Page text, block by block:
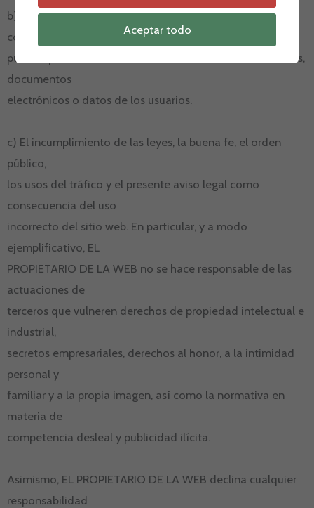
b) La presencia de virus o de otros elementos en los
contenidos que
puedan producir alteraciones en los sistemas informáticos,
documentos
electrónicos o datos de los usuarios.
c) El incumplimiento de las leyes, la buena fe, el orden
público,
los usos del tráfico y el presente aviso legal como
consecuencia del uso
incorrecto del sitio web. En particular, y a modo
ejemplificativo, EL
PROPIETARIO DE LA WEB no se hace responsable de las
actuaciones de
terceros que vulneren derechos de propiedad intelectual e
industrial,
secretos empresariales, derechos al honor, a la intimidad
personal y
familiar y a la propia imagen, así como la normativa en
materia de
competencia desleal y publicidad ilícita.
Asimismo, EL PROPIETARIO DE LA WEB declina cualquier
responsabilidad
Aceptar todo